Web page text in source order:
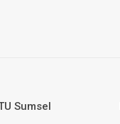
Sumsel